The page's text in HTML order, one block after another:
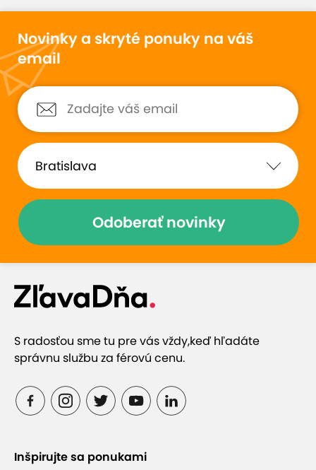
Novinky a skryté ponuky na váš
email
Odoberať novinky
S radosťou sme tu pre vás vždy,keď hľadáte
správnu službu za férovú cenu.
Inšpirujte sa ponukami